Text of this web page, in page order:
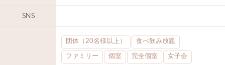
SNS
団体（20名様以上） 食べ飲み放題
ファミリー 個室 完全個室 女子会